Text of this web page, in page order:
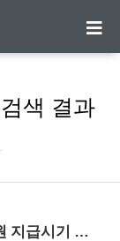
검색 결과
장흥군 4차 재난지원금 20만원 지급시기 신청방법